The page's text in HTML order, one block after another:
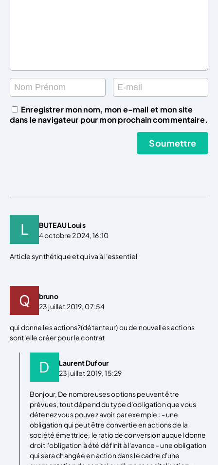
Enregistrer mon nom, mon e-mail et mon site
dans le navigateur pour mon prochain commentaire.
BUTEAU Louis
4 octobre 2024, 16:10
Article synthétique et qui va à l'essentiel
bruno
23 juillet 2019, 07:54
qui donne les actions?(détenteur) ou de nouvelles actions
sont'elle créer pour le contrat
Laurent Dufour
23 juillet 2019, 15:29
Bonjour, De nombreuses options peuvent être
prévues, tout dépend du type d'obligation que vous
détenez vous pouvez avoir par exemple : - une
obligation qui peut être convertie en actions de la
société émettrice, le ratio de conversion auquel donne
droit l'obligation à été définit à l'avance - une obligation
qui sera changée en action dans le cadre d'une